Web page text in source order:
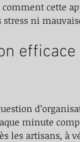
cette
ni
minute
les artisans, à